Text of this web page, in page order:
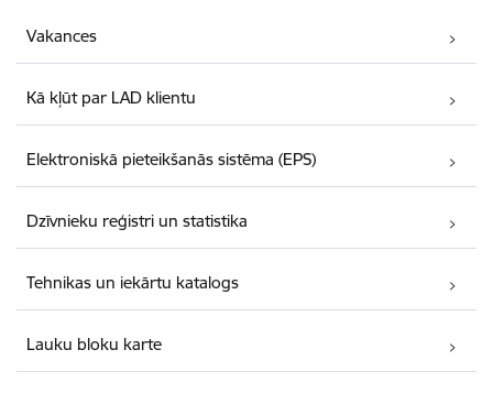
Vakances
Kā kļūt par LAD klientu
Elektroniskā pieteikšanās sistēma (EPS)
Dzīvnieku reģistri un statistika
Tehnikas un iekārtu katalogs
Lauku bloku karte